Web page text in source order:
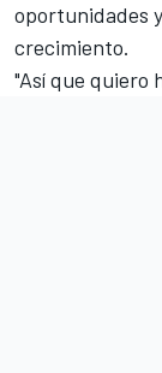
oportunidades
crecimiento.
"Así que quiero